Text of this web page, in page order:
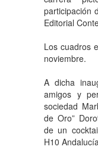
participación
Editorial
Los cuadros
noviembre.
A dicha
amigos y
sociedad
de Oro”
de un
H10